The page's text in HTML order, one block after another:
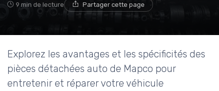
9 min de lecture Partager cette page
Explorez les avantages et les spécificités des
pièces détachées auto de Mapco pour
entretenir et réparer votre véhicule